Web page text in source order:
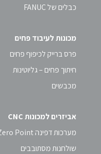
כבלים של FANUC
מכונות לעיבוד פחים
פרס ברייק לכיפוף פחים
חיתוך פחים – גליוטינות
מכבשים
אביזרים למכונות CNC
מערכות דפינה Zero Point
שולחנות מסתובבים